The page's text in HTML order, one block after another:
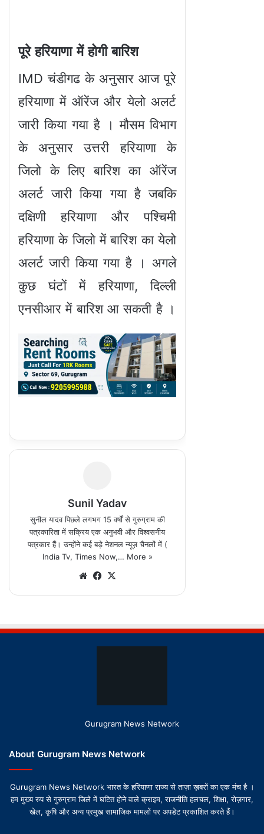
Gurugram News Network
About Gurugram News Network
Gurugram News Network भारत के हरियाणा राज्य से ताज़ा ख़बरों का एक मंच है ।
हम मुख्य रुप से गुरुग्राम जिले में घटित होने वाले क्राइम, राजनीति हलचल, शिक्षा, रोज़गार,
खेल, कृषि और अन्य प्रमुख सामाजिक मामलों पर अपडेट प्रकाशित करते हैं।